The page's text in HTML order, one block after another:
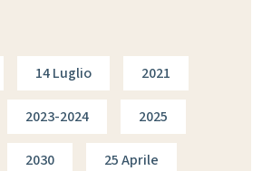
14 Luglio 2021
2023-2024 2025
2030 25 Aprile